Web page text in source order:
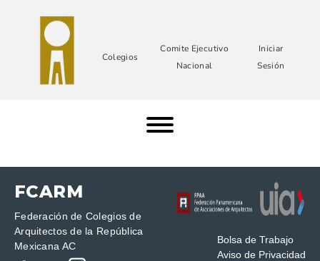
Colegios
Comite Ejecutivo
Nacional
Iniciar
Sesión
FCARM
Federación de Colegios de
Arquitectos de la República
Mexicana AC
Bolsa de Trabajo
Aviso de Privacidad